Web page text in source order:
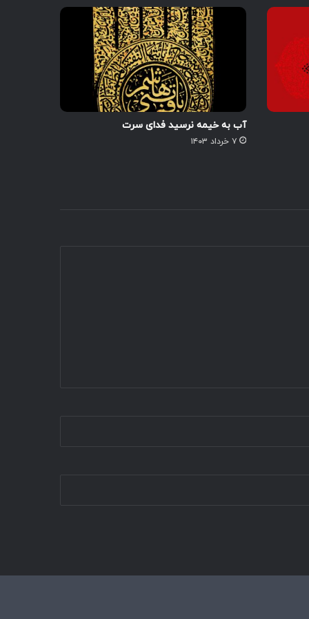
آب به خیمه نرسید فدای سرت
۷ خرداد ۱۴۰۳